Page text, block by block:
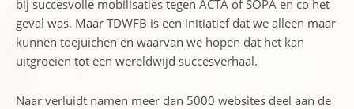
bij succesvolle mobilisaties tegen ACTA of SOPA en co het
geval was. Maar TDWFB is een initiatief dat we alleen maar
kunnen toejuichen en waarvan we hopen dat het kan
uitgroeien tot een wereldwijd succesverhaal.
Naar verluidt namen meer dan 5000 websites deel aan de